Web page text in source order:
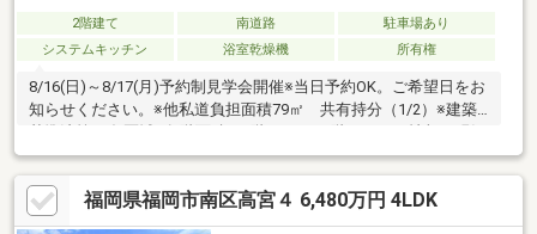
2階建て 南道路
駐車場あり
システムキッチン
浴室乾燥機 所有権
8/16(日)～8/17(月)予約制見学会開催※当日予約OK。ご希望日をお
知らせください。※他私道負担面積79㎡ 共有持分（1/2）※建築
基準法第22条区域※各階面積：1階61.27㎡ 2階23.18㎡※情報と現況
が相違する場合は、現況優先とします。※司法書士・個別プロパ
ン供給会社は売主の指定になります。プロパンガスの消費に係る
配管設備、ガス器具等は、本土地建物の販売価格には含まれてお
りません。※通学の区域に関しては自治体や教育委員会等にご確
福岡県福岡市南区高宮４ 6,480万円 4LDK